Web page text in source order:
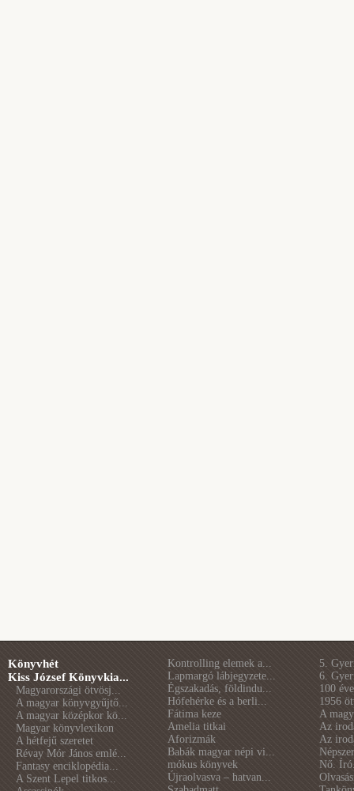
Könyvhét
Kiss József Könyvkia...
Magyarországi ötvösj...
A magyar könyvgyűjtő...
A magyar középkor kö...
Magyar könyvlexikon
A hétfejű szeretet
Révay Mór János emlé...
Fantasy enciklopédia...
A Szent Lepel titkos...
Kontrolling elemek a...
Lapmargó lábjegyzete...
Égszakadás, földindu...
Hófehérke és a berli...
Fátima keze
Amelia titkai
Aforizmák
Babák magyar népi vi...
mókus könyvek
Újraolvasva – hatvan...
5.
6.
100
1956
A
Az
Az
Nő.